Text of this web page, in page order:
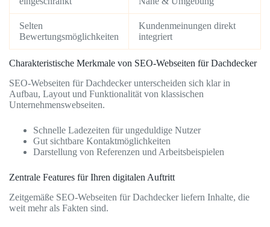
Selten
Bewertungsmöglichkeiten
Kundenmeinungen direkt
integriert
Charakteristische Merkmale von SEO-Webseiten für Dachdecker
SEO-Webseiten für Dachdecker unterscheiden sich klar in
Aufbau, Layout und Funktionalität von klassischen
Unternehmenswebseiten.
Schnelle Ladezeiten für ungeduldige Nutzer
Gut sichtbare Kontaktmöglichkeiten
Darstellung von Referenzen und Arbeitsbeispielen
Zentrale Features für Ihren digitalen Auftritt
Zeitgemäße SEO-Webseiten für Dachdecker liefern Inhalte, die
weit mehr als Fakten sind.